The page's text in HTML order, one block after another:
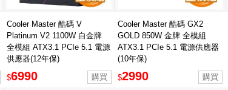
Cooler Master 酷碼 V
Platinum V2 1100W 白金牌
全模組 ATX3.1 PCIe 5.1 電源
供應器(12年保)
$6990
Cooler Master 酷碼 GX2
GOLD 850W 金牌 全模組
ATX3.1 PCIe 5.1 電源供應器
(10年保)
$2990